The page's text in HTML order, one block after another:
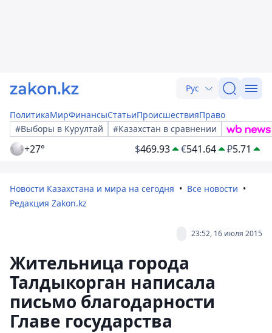
Рус
ПолитикаМирФинансыСтатьиПроисшествияПраво
#Выборы в Курултай
#Казахстан в сравнении
+27° $469.93 €541.64 ₽5.71
Новости Казахстана и мира на сегодня
Все новости
Редакция Zakon.kz
23:52, 16 июля 2015
Жительница города
Талдыкорган написала
письмо благодарности
Главе государства